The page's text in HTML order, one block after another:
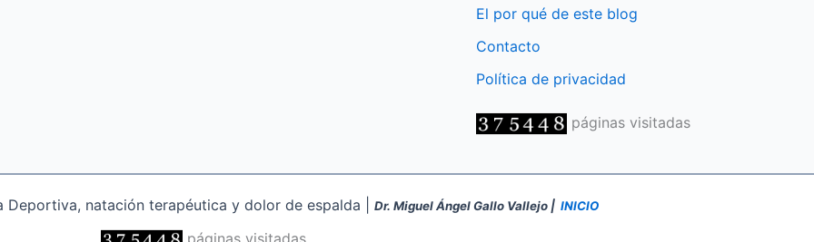
El por qué de este blog
Contacto
Política de privacidad
páginas visitadas
natación terapéutica y dolor de espalda | Dr. Miguel Ángel Gallo Vallejo | INICIO
páginas visitadas